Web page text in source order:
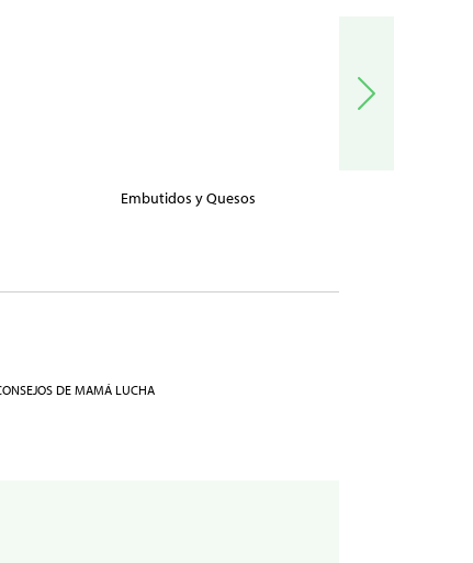
Embutidos y Quesos
DE MAMÁ LUCHA